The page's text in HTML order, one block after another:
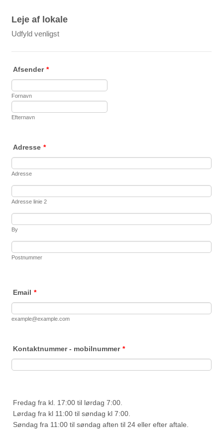
Leje af lokale
Udfyld venligst
Afsender *
Fornavn
Efternavn
Adresse *
Adresse
Adresse linie 2
By
Postnummer
Email *
example@example.com
Kontaktnummer - mobilnummer *
Fredag fra kl. 17:00 til lørdag 7:00.
Lørdag fra kl 11:00 til søndag kl 7:00.
Søndag fra 11:00 til søndag aften til 24 eller efter aftale.